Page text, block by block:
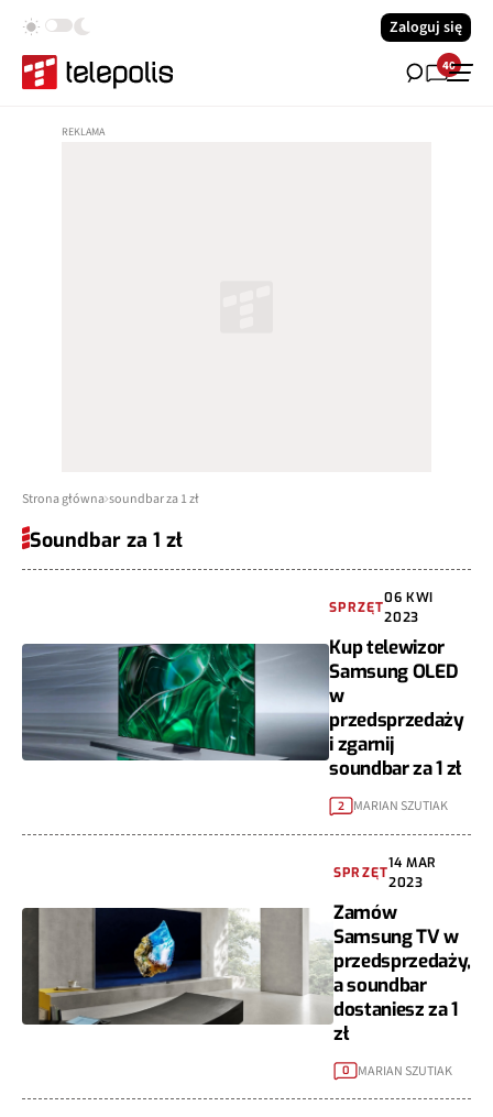
Zaloguj się
40
Strona główna soundbar za 1 zł
Soundbar za 1 zł
SPRZĘT
06 KWI
2023
Kup telewizor
Samsung OLED
w
przedsprzedaży
i zgarnij
soundbar za 1 zł
2 MARIAN SZUTIAK
SPRZĘT
14 MAR
2023
Zamów
Samsung TV w
przedsprzedaży,
a soundbar
dostaniesz za 1
zł
0 MARIAN SZUTIAK